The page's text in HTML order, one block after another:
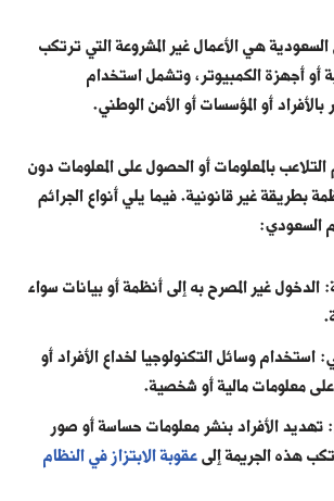
السعودية هي الأعمال غير المشروعة التي ترتكب
أو أجهزة الكمبيوتر، وتشمل استخدام
أو المؤسسات أو الأمن الوطني.
بالمعلومات أو الحصول على المعلومات دون
بطريقة غير قانونية. فيما يلي أنواع الجرائم
السعودي:
الدخول غير المصرح به إلى أنظمة أو بيانات سواء
استخدام وسائل التكنولوجيا لخداع الأفراد أو
معلومات مالية أو شخصية.
تهديد الأفراد بنشر معلومات حساسة أو صور
هذه الجريمة إلىعقوبة الابتزاز في النظام